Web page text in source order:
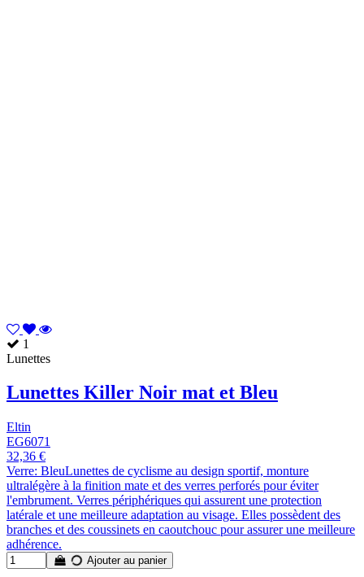
1
Lunettes
Lunettes Killer Noir mat et Bleu
Eltin
EG6071
32,36 €
Verre: BleuLunettes de cyclisme au design sportif, monture
ultralégère à la finition mate et des verres perforés pour éviter
l'embrument. Verres périphériques qui assurent une protection
latérale et une meilleure adaptation au visage. Elles possèdent des
branches et des coussinets en caoutchouc pour assurer une meilleure
adhérence.
Ajouter au panier